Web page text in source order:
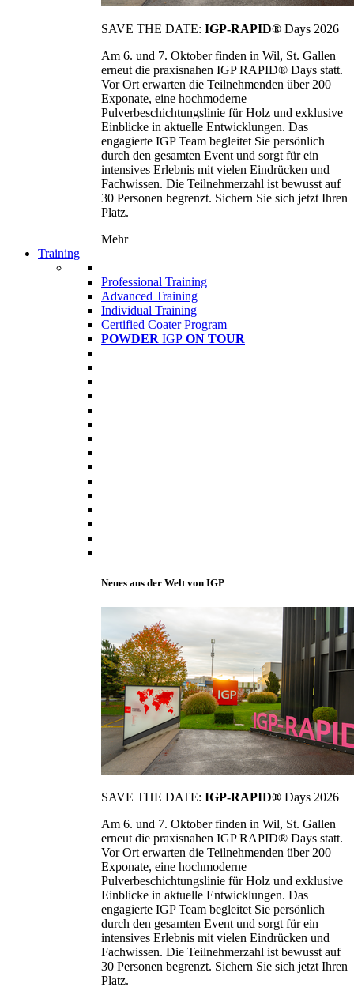
SAVE THE DATE: IGP-RAPID® Days 2026
Am 6. und 7. Oktober finden in Wil, St. Gallen
erneut die praxisnahen IGP RAPID® Days statt.
Vor Ort erwarten die Teilnehmenden über 200
Exponate, eine hochmoderne
Pulverbeschichtungslinie für Holz und exklusive
Einblicke in aktuelle Entwicklungen. Das
engagierte IGP Team begleitet Sie persönlich
durch den gesamten Event und sorgt für ein
intensives Erlebnis mit vielen Eindrücken und
Fachwissen. Die Teilnehmerzahl ist bewusst auf
30 Personen begrenzt. Sichern Sie sich jetzt Ihren
Platz.
Mehr
Training
Professional Training
Advanced Training
Individual Training
Certified Coater Program
POWDER IGP ON TOUR
Neues aus der Welt von IGP
SAVE THE DATE: IGP-RAPID® Days 2026
Am 6. und 7. Oktober finden in Wil, St. Gallen
erneut die praxisnahen IGP RAPID® Days statt.
Vor Ort erwarten die Teilnehmenden über 200
Exponate, eine hochmoderne
Pulverbeschichtungslinie für Holz und exklusive
Einblicke in aktuelle Entwicklungen. Das
engagierte IGP Team begleitet Sie persönlich
durch den gesamten Event und sorgt für ein
intensives Erlebnis mit vielen Eindrücken und
Fachwissen. Die Teilnehmerzahl ist bewusst auf
30 Personen begrenzt. Sichern Sie sich jetzt Ihren
Platz.